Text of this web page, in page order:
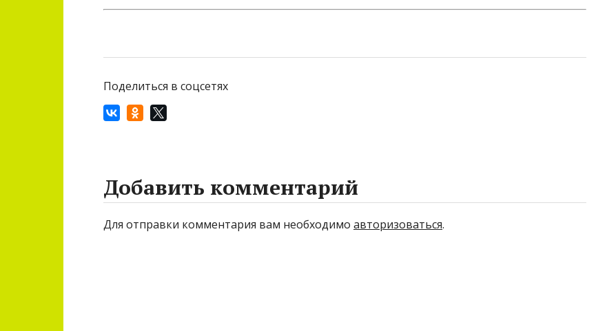
Поделиться в соцсетях
Добавить комментарий
Для отправки комментария вам необходимо авторизоваться.